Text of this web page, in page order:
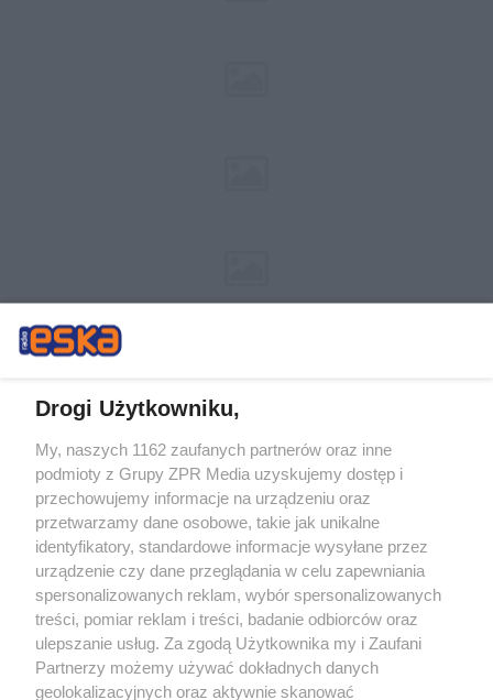
Żaden utwór zamieszczony w serwisie nie może być powielany i
rozpowszechniany lub dalej rozpowszechniany w jakikolwiek sposób (w
tym także elektroniczny lub mechaniczny) na jakimkolwiek polu
eksploatacji w jakiejkolwiek formie, włącznie z umieszczaniem w Internecie
bez pisemnej zgody właściciela praw. Jakiekolwiek użycie lub
wykorzystanie utworów w całości lub w części z naruszeniem prawa, tzn.
bez właściwej zgody, jest zabronione pod groźbą kary i może być ścigane
prawnie.
Drogi Użytkowniku,
My, naszych 1162 zaufanych partnerów oraz inne
podmioty z Grupy ZPR Media uzyskujemy dostęp i
przechowujemy informacje na urządzeniu oraz
przetwarzamy dane osobowe, takie jak unikalne
identyfikatory, standardowe informacje wysyłane przez
urządzenie czy dane przeglądania w celu zapewniania
spersonalizowanych reklam, wybór spersonalizowanych
treści, pomiar reklam i treści, badanie odbiorców oraz
ulepszanie usług. Za zgodą Użytkownika my i Zaufani
Partnerzy możemy używać dokładnych danych
geolokalizacyjnych oraz aktywnie skanować